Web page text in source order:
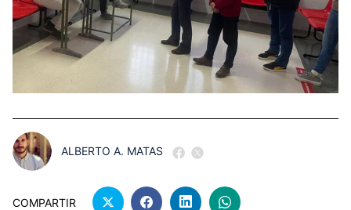
ALBERTO A. MATAS
COMPARTIR